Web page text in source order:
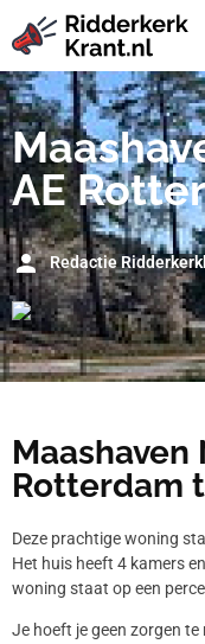
AE
Redactie
Maashaven
Rotterdam
Deze prachtige woning
Het huis heeft 4 kamers
woning staat op een
Je hoeft je geen zorgen